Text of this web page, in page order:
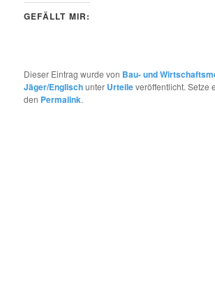
GEFÄLLT MIR:
Dieser Eintrag wurde von Bau- und
Jäger/Englischunter Urteileveröffentlicht. Setze
den Permalink.